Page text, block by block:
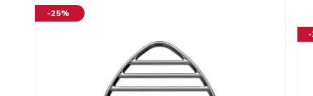
-25%
-